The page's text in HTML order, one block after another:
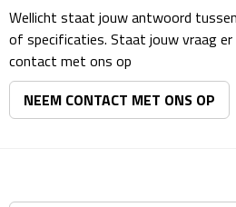
Heuptassen
Matrozentassen
Reizen
Wellicht staat jouw antwoord
of specificaties. Staat jouw vraag
contact met ons op
NEEM CONTACT MET ONS OP